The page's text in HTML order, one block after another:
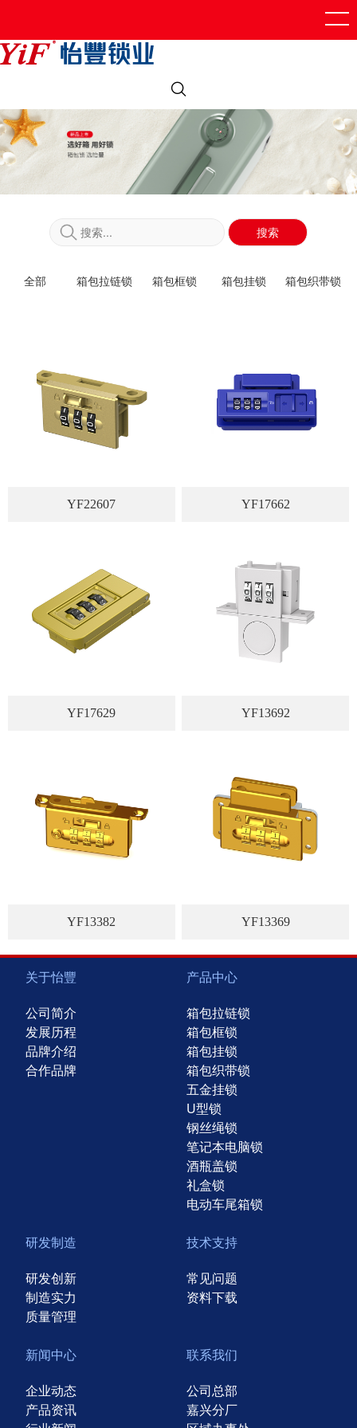
搜索
全部 箱包拉链锁 箱包框锁 箱包挂锁 箱包织带锁
YF22607 YF17662
YF17629 YF13692
YF13382 YF13369
关于怡豐
公司简介
发展历程
品牌介绍
合作品牌
产品中心
箱包拉链锁
箱包框锁
箱包挂锁
箱包织带锁
五金挂锁
U型锁
钢丝绳锁
笔记本电脑锁
酒瓶盖锁
礼盒锁
电动车尾箱锁
研发制造
研发创新
制造实力
质量管理
技术支持
常见问题
资料下载
新闻中心
企业动态
产品资讯
联系我们
公司总部
嘉兴分厂